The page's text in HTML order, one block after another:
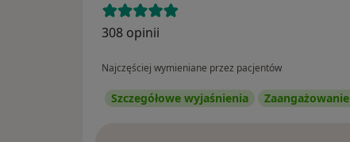
308 opinii
Najczęściej wymieniane przez pacjentów
Szczegółowe wyjaśnienia